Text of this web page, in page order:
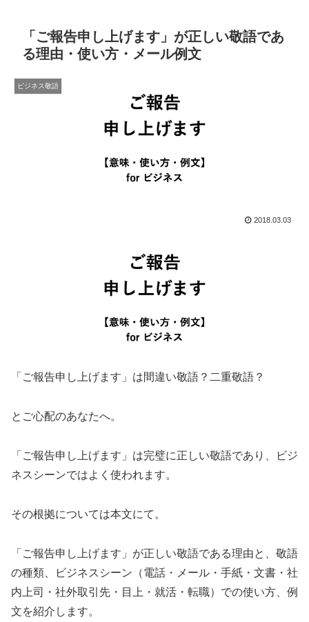
「ご報告申し上げます」が正しい敬語であ
る理由・使い方・メール例文
ビジネス敬語
2018.03.03
「ご報告申し上げます」は間違い敬語？二重敬語？
とご心配のあなたへ。
「ご報告申し上げます」は完璧に正しい敬語であり、ビジ
ネスシーンではよく使われます。
その根拠については本文にて。
「ご報告申し上げます」が正しい敬語である理由と、敬語
の種類、ビジネスシーン（電話・メール・手紙・文書・社
内上司・社外取引先・目上・就活・転職）での使い方、例
文を紹介します。